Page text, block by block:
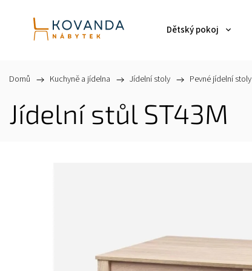
Dětský pokoj
Domů / Kuchyně a jídelna / Jídelní stoly / Pevné jídelní stoly
Jídelní stůl ST43M